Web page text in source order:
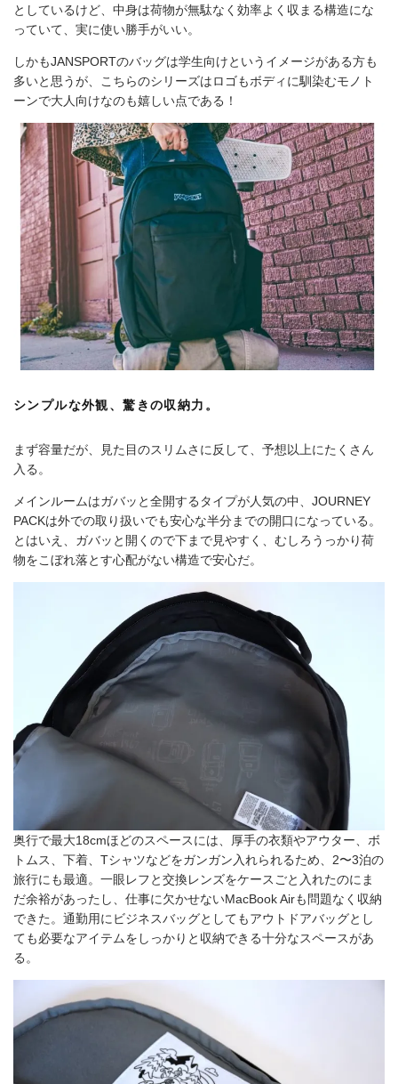
としているけど、中身は荷物が無駄なく効率よく収まる構造にな
っていて、実に使い勝手がいい。
しかもJANSPORTのバッグは学生向けというイメージがある方も
多いと思うが、こちらのシリーズはロゴもボディに馴染むモノト
ーンで大人向けなのも嬉しい点である！
シンプルな外観、驚きの収納力。
まず容量だが、見た目のスリムさに反して、予想以上にたくさん
入る。
メインルームはガバッと全開するタイプが人気の中、JOURNEY
PACKは外での取り扱いでも安心な半分までの開口になっている。
とはいえ、ガバッと開くので下まで見やすく、むしろうっかり荷
物をこぼれ落とす心配がない構造で安心だ。
奥行で最大18cmほどのスペースには、厚手の衣類やアウター、ボ
トムス、下着、Tシャツなどをガンガン入れられるため、2〜3泊の
旅行にも最適。一眼レフと交換レンズをケースごと入れたのにま
だ余裕があったし、仕事に欠かせないMacBook Airも問題なく収納
できた。通勤用にビジネスバッグとしてもアウトドアバッグとし
ても必要なアイテムをしっかりと収納できる十分なスペースがあ
る。